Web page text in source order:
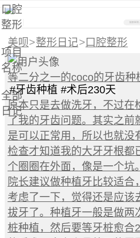
搜索医院
美呗>整形日记> 口腔整形
口腔
整形
项目
名称
全部
日记
等二分之一的coco的牙齿种
#牙齿种植 #术后230天
原本只是去做洗牙，不过在
了我的牙齿问题。其实之
是可以正常用，所以也就没
检查才知道我的大牙牙根都
个圈圈在外面，像是一个坑
院长建议做种植牙比较适合
考虑了一下，觉得还是应该
拔牙了。种植牙一般是做两
桩种植，然后要等牙桩愈合